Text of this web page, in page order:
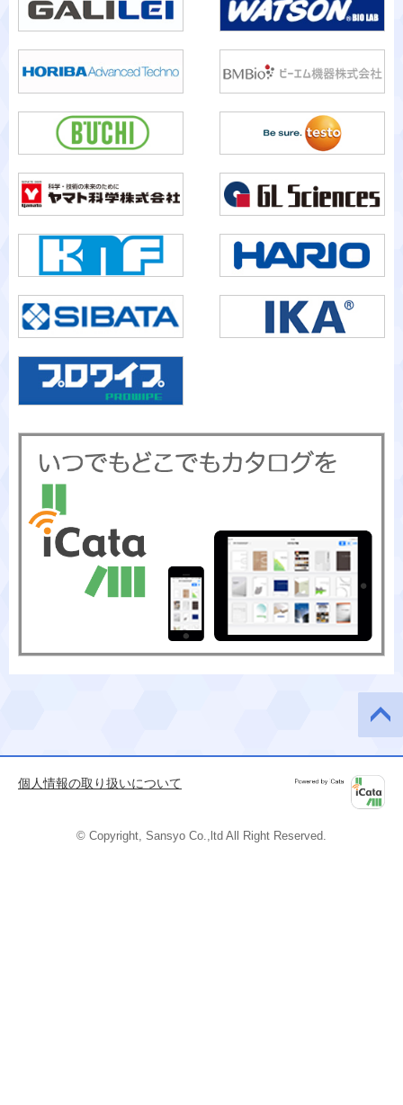
ージの
先頭へ
個人情報の取り扱いについて
© Copyright, Sansyo Co.,ltd All Right Reserved.
iCata